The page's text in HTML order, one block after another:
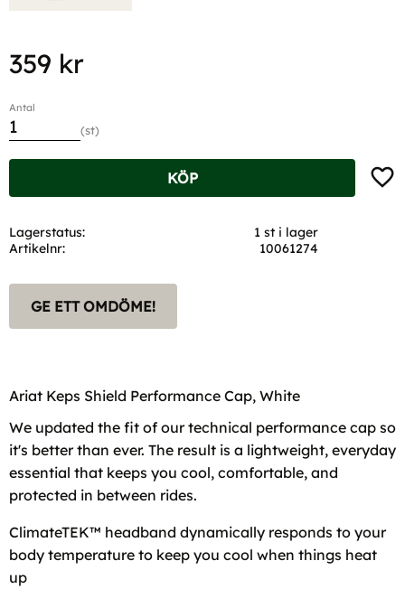
359 kr
Antal
st
KÖP
Lagerstatus
1 st i lager
Artikelnr
10061274
GE ETT OMDÖME!
Ariat Keps Shield Performance Cap, White
We updated the fit of our technical performance cap so
it's better than ever. The result is a lightweight, everyday
essential that keeps you cool, comfortable, and
protected in between rides.
ClimateTEK™ headband dynamically responds to your
body temperature to keep you cool when things heat
up